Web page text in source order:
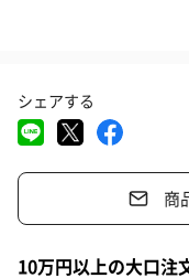
モダンデザインのミ
可愛らしさの中に落ち
もおしゃれな一品。
#引っ越し祝い
#サプライズ
#女子大学生 #
シェアする
商
10万円以上の大口注